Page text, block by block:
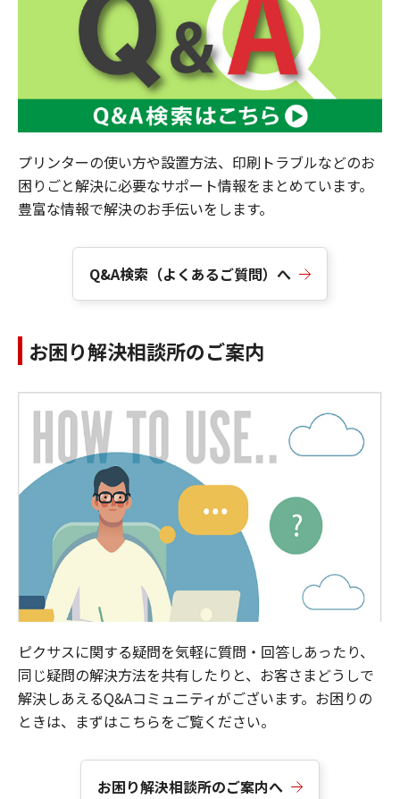
プリンターの使い方や設置方法、印刷トラブルなどのお
困りごと解決に必要なサポート情報をまとめています。
豊富な情報で解決のお手伝いをします。
Q&A検索（よくあるご質問）へ
お困り解決相談所のご案内
ピクサスに関する疑問を気軽に質問・回答しあったり、
同じ疑問の解決方法を共有したりと、お客さまどうしで
解決しあえるQ&Aコミュニティがございます。お困りの
ときは、まずはこちらをご覧ください。
お困り解決相談所のご案内へ